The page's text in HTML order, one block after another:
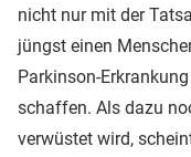
nicht nur mit der
jüngst einen
Parkinson-
schaffen. Als dazu
verwüstet wird,